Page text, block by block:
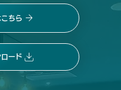
ード
ちら